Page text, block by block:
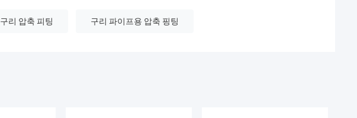
구리 압축 피팅 구리 파이프용 압축 핑팅